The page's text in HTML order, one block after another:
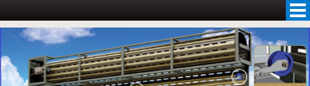
content